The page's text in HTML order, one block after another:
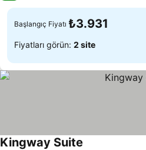
Başlangıç Fiyatı ₺3.931
Fiyatları görün: 2 site
Kingway Suite